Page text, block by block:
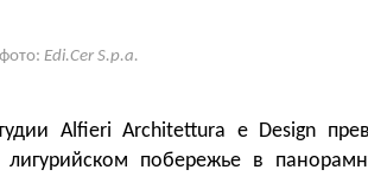
Edi.Cer S.p.a.
Alfieri Architettura e Design
лигурийском побережье в